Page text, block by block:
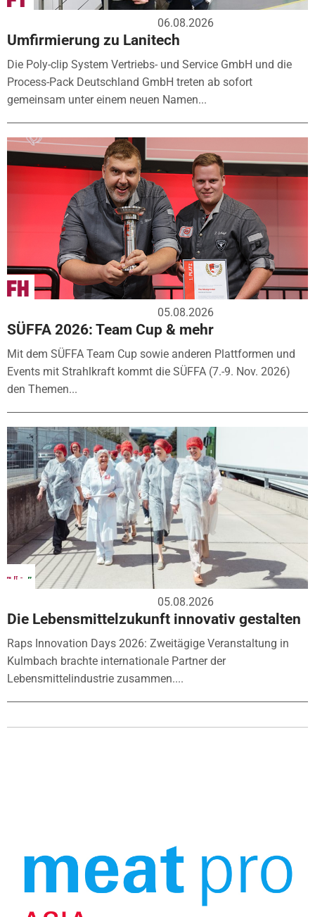
06.08.2026
Umfirmierung zu Lanitech
Die Poly-clip System Vertriebs- und Service GmbH und die
Process-Pack Deutschland GmbH treten ab sofort
gemeinsam unter einem neuen Namen...
05.08.2026
SÜFFA 2026: Team Cup & mehr
Mit dem SÜFFA Team Cup sowie anderen Plattformen und
Events mit Strahlkraft kommt die SÜFFA (7.-9. Nov. 2026)
den Themen...
05.08.2026
Die Lebensmittelzukunft innovativ gestalten
Raps Innovation Days 2026: Zweitägige Veranstaltung in
Kulmbach brachte internationale Partner der
Lebensmittelindustrie zusammen....